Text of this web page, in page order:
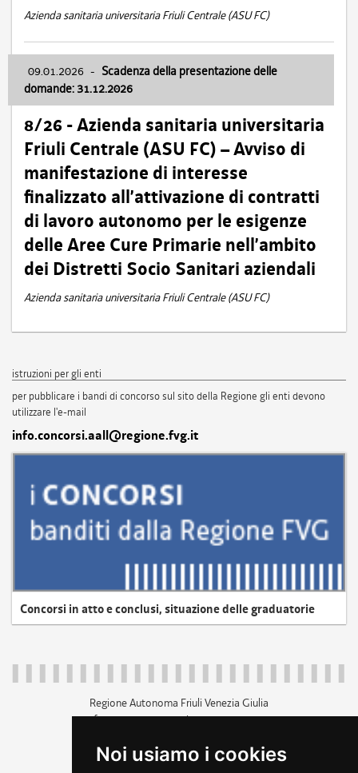
Noi usiamo i cookies
Azienda sanitaria universitaria Friuli Centrale (ASU FC)
09.01.2026 - Scadenza della presentazione delle
domande: 31.12.2026
8/26 - Azienda sanitaria universitaria
Friuli Centrale (ASU FC) – Avviso di
manifestazione di interesse
finalizzato all’attivazione di contratti
di lavoro autonomo per le esigenze
delle Aree Cure Primarie nell’ambito
dei Distretti Socio Sanitari aziendali
Azienda sanitaria universitaria Friuli Centrale (ASU FC)
istruzioni per gli enti
per pubblicare i bandi di concorso sul sito della Regione gli enti devono
utilizzare l'e-mail
info.concorsi.aall@regione.fvg.it
Concorsi in atto e conclusi, situazione delle graduatorie
Regione Autonoma Friuli Venezia Giulia
c.f. 80014930327; p.iva 00526040324
+39 040 3771111